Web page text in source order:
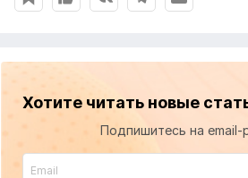
Хотите читать новые
Подпишитесь на email-